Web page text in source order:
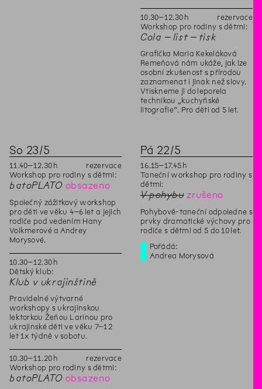
10.30–12.30 h
rezervace
Workshop pro rodiny s dětmi:
Cola – list – tisk
Grafička Maria Kekeláková
Remeňová nám ukáže, jak lze
osobní zkušenost s přírodou
zaznamenat i jinak než slovy.
Vtiskneme ji do leporela
technikou „kuchyňské
litografie“. Pro děti od 5 let.
So 23/5
11 .40–12.30 h
rezervace
Workshop pro rodiny s dětmi:
batoPLATO obsazeno
Společný zážitkový workshop
pro děti ve věku 4–6 let a jejich
rodiče pod vedením Hany
Volkmerové a Andrey
Morysové.
10.30–12.30 h
Dětský klub:
Klub v ukrajinštině
Pravidelné výtvarné
workshopy s ukrajinskou
lektorkou Žeňou Larinou pro
ukrajinské děti ve věku 7–12
let 1x týdně v sobotu.
10.30–11 . 20 h
rezervace
Workshop pro rodiny s dětmi:
batoPLATO obsazeno
Pá 22/5
16.15–17.45 h
Taneční workshop pro rodiny s
dětmi:
V pohybuzrušeno
Pohybově-taneční odpoledne s
prvky dramatické výchovy pro
rodiče s dětmi od 5 do 10 let.
Pořádá:
Andrea Morysová